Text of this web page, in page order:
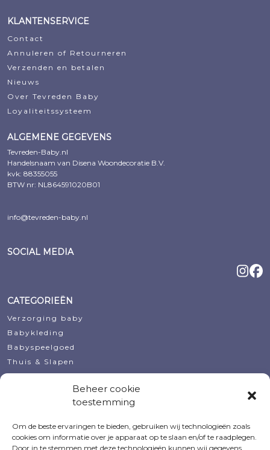
Beheer cookie
toestemming
Om de beste ervaringen te bieden, gebruiken wij technologieën zoals
cookies om informatie over je apparaat op te slaan en/of te raadplegen.
Door in te stemmen met deze technologieën kunnen wij gegevens
KLANTENSERVICE
Contact
Annuleren of Retourneren
Verzenden en betalen
Nieuws
Over Tevreden Baby
Loyaliteitssysteem
ALGEMENE GEGEVENS
Tevreden-Baby.nl
Handelsnaam van Disena Woondecoratie B.V.
kvk: 88355055
BTW nr: NL864591020B01
info@tevreden-baby.nl
SOCIAL MEDIA
CATEGORIEËN
Verzorging baby
Babykleding
Babyspeelgoed
Thuis & Slapen
Decoratie
Kraamcadeautjes
MIJN ACCOUNT